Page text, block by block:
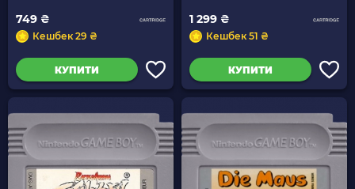
749 ₴
Кешбек 29 ₴
КУПИТИ
1 299 ₴
Кешбек 51 ₴
КУПИТИ